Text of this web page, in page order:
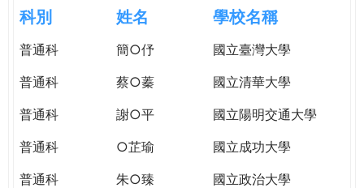
格。
e
r
e
科別 姓名 學校名稱
普通科 簡○伃
國立臺灣大學
普通科
蔡○蓁
國立清華大學
普通科
謝○平
國立陽明交通大學
普通科
○芷瑜
國立成功大學
普通科
朱○臻
國立政治大學